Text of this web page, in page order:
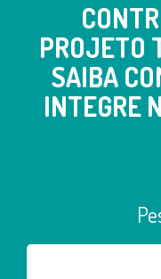
PROJETO
SAIBA
INTEGRE